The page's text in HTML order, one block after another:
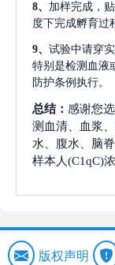
8、 加样完成，
度下完成孵育过
9、 试验中请穿
特别是检测血液
防护条例执行。
总结： 感谢您
测血清、血浆
水、腹水、脑
样本人(C1qC)浓
版权声明